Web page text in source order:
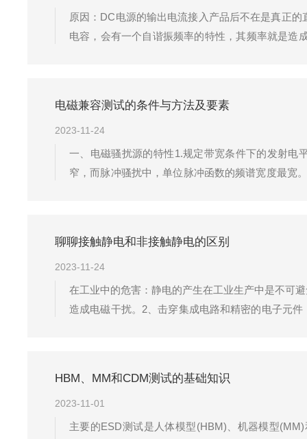
原因：DC电源的输出电流接入产品后不在是真正
电容，会有一个自谐振频率的特性，其频率就是造
电磁兼容测试的条件与方法及要素
2023-11-24
一、电磁骚扰源的特性1.规定带宽条件下的发射电
窄，而脉冲骚扰中，单位脉冲函数的频谱宽度最宽
聊聊接触静电和非接触静电的区别
2023-11-24
在工业中的危害：静电的产生在工业生产中是不可
造成电磁干扰。2、击穿集成电路和精密的电子元
HBM、MM和CDM测试的基础知识
2023-11-01
主要的ESD测试是人体模型(HBM)、机器模型